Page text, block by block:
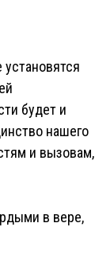
будет и
нашего
и вызовам,
в вере,